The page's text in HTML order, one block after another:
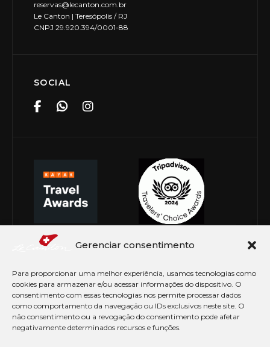
Gerenciar consentimento
Para proporcionar uma melhor experiência, usamos tecnologias como
cookies para armazenar e/ou acessar informações do dispositivo. O
consentimento com essas tecnologias nos permite processar dados
como comportamento da navegação ou IDs exclusivos neste site. O
não consentimento ou a revogação do consentimento pode afetar
negativamente determinados recursos e funções.
reservas@lecanton.com.br
Le Canton | Teresópolis / RJ
CNPJ 29.920.394/0001-88
SOCIAL
© Copyright 2026 Le Canton. Todos os direitos